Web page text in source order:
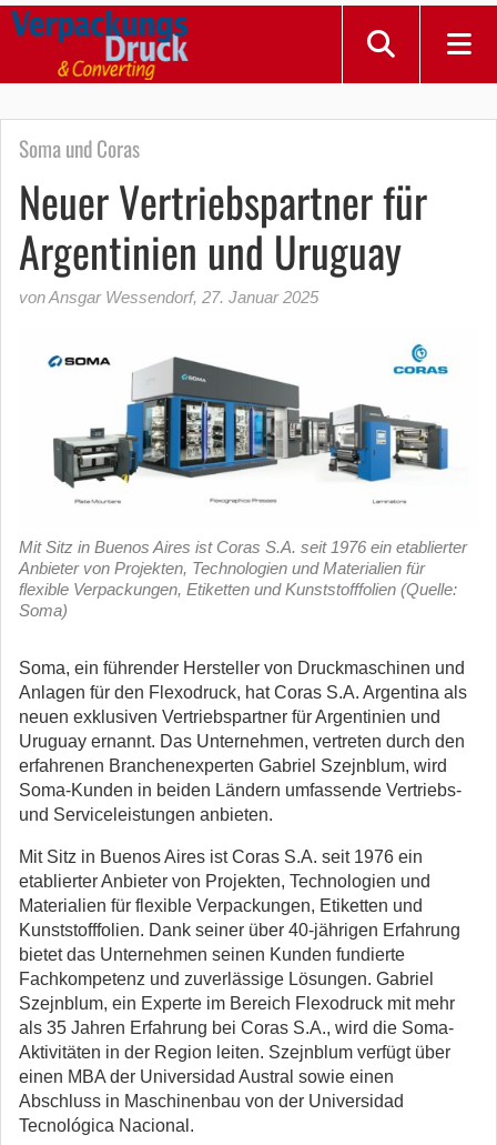
Soma und Coras
Neuer Vertriebspartner für
Argentinien und Uruguay
von Ansgar Wessendorf, 27. Januar 2025
Mit Sitz in Buenos Aires ist Coras S.A. seit 1976 ein etablierter
Anbieter von Projekten, Technologien und Materialien für
flexible Verpackungen, Etiketten und Kunststofffolien (Quelle:
Soma)
Soma, ein führender Hersteller von Druckmaschinen und
Anlagen für den Flexodruck, hat Coras S.A. Argentina als
neuen exklusiven Vertriebspartner für Argentinien und
Uruguay ernannt. Das Unternehmen, vertreten durch den
erfahrenen Branchenexperten Gabriel Szejnblum, wird
Soma-Kunden in beiden Ländern umfassende Vertriebs-
und Serviceleistungen anbieten.
Mit Sitz in Buenos Aires ist Coras S.A. seit 1976 ein
etablierter Anbieter von Projekten, Technologien und
Materialien für flexible Verpackungen, Etiketten und
Kunststofffolien. Dank seiner über 40-jährigen Erfahrung
bietet das Unternehmen seinen Kunden fundierte
Fachkompetenz und zuverlässige Lösungen. Gabriel
Szejnblum, ein Experte im Bereich Flexodruck mit mehr
als 35 Jahren Erfahrung bei Coras S.A., wird die Soma-
Aktivitäten in der Region leiten. Szejnblum verfügt über
einen MBA der Universidad Austral sowie einen
Abschluss in Maschinenbau von der Universidad
Tecnológica Nacional.